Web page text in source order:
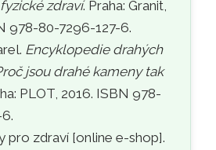
zdraví. Praha: Granit,
978-80-7296-127-6.
Encyklopedie drahých
jsou drahé kameny tak
PLOT, 2016. ISBN 978-
pro zdraví [online e-shop].